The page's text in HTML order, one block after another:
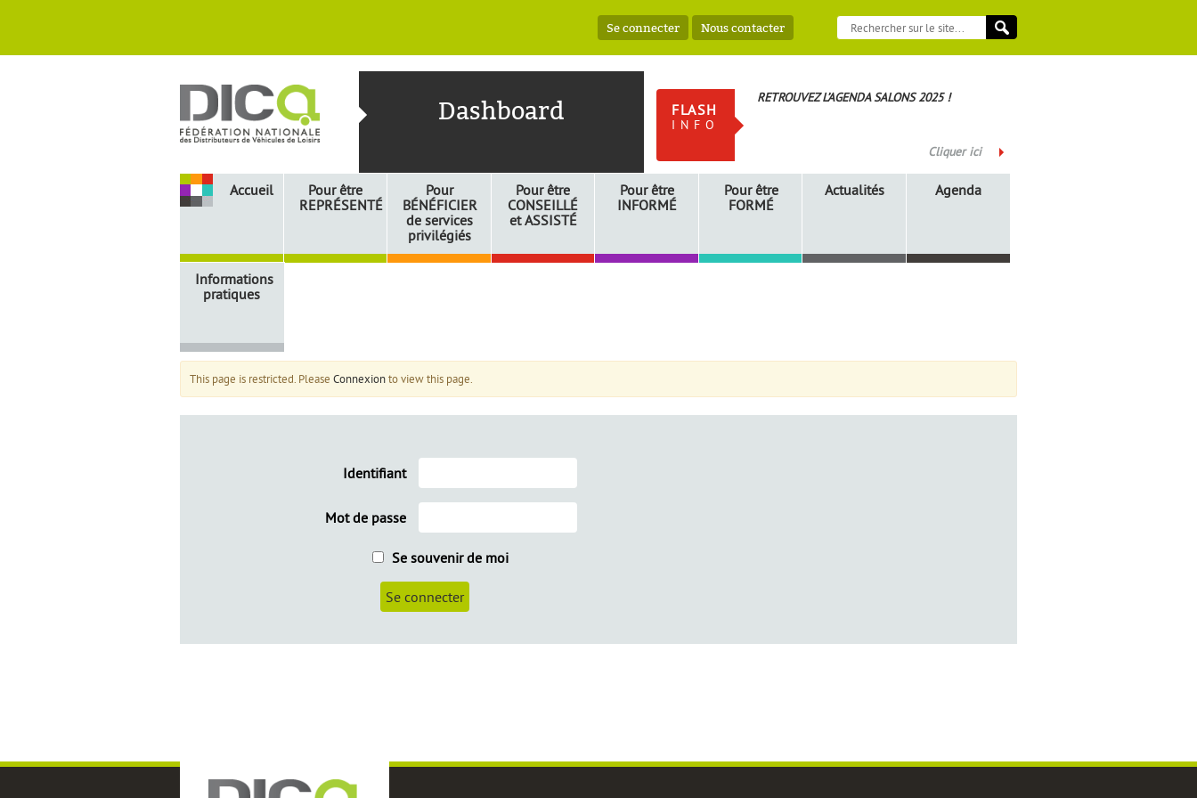
Se connecter Nous contacter
Dashboard FLASH
INFO
RETROUVEZ L’AGENDA SALONS 2025 !
Cliquer ici
Accueil
Pour être
REPRÉSENTÉ
Pour
BÉNÉFICIER
de services
privilégiés
Pour être
CONSEILLÉ
etASSISTÉ
Pour être
INFORMÉ
Pour être
FORMÉ
Actualités Agenda
Informations
pratiques
This page is restricted. Please Connexionto view this page.
Identifiant
Mot de passe
Se souvenir de moi